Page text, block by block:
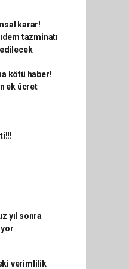
karar!
tazminatı
edilecek
kötü haber!
ek ücret
yıl sonra
verimlilik